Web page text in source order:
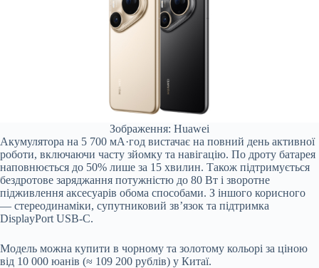
Зображення: Huawei
Акумулятора на 5 700 мА·год вистачає на повний день активної
роботи, включаючи часту зйомку та навігацію. По дроту батарея
наповнюється до 50% лише за 15 хвилин. Також підтримується
бездротове заряджання потужністю до 80 Вт і зворотне
підживлення аксесуарів обома способами. З іншого корисного
— стереодинаміки, супутниковий зв’язок та підтримка
DisplayPort USB-C.
Модель можна купити в чорному та золотому кольорі за ціною
від 10 000 юанів (≈ 109 200 рублів) у Китаї.